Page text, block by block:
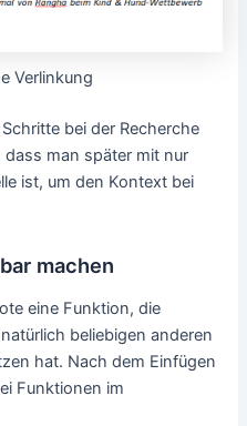
Verlinkung
bei der Recherche
dass man später mit nur
ist, um den Kontext bei
machen
eine Funktion, die
beliebigen anderen
hat. Nach dem Einfügen
Funktionen im